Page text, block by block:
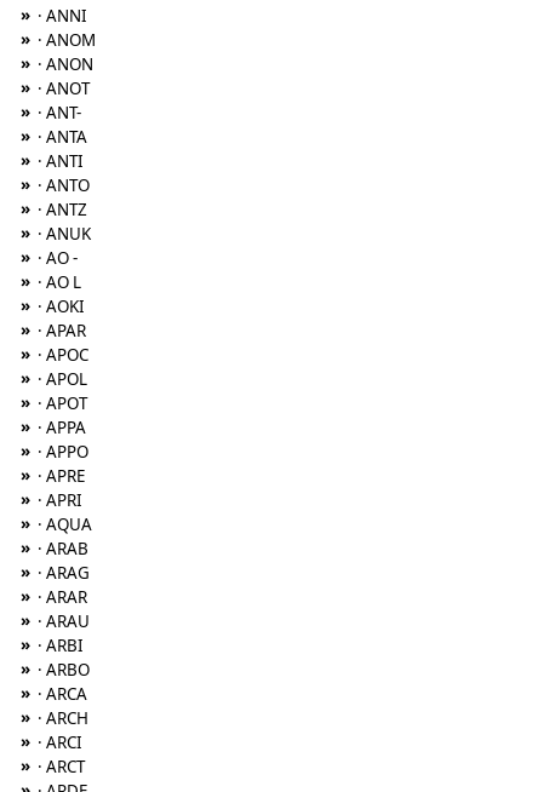
» · ANNI
» · ANOM
» · ANON
» · ANOT
» · ANT-
» · ANTA
» · ANTI
» · ANTO
» · ANTZ
» · ANUK
» · AO -
» · AO L
» · AOKI
» · APAR
» · APOC
» · APOL
» · APOT
» · APPA
» · APPO
» · APRE
» · APRI
» · AQUA
» · ARAB
» · ARAG
» · ARAR
» · ARAU
» · ARBI
» · ARBO
» · ARCA
» · ARCH
» · ARCI
» · ARCT